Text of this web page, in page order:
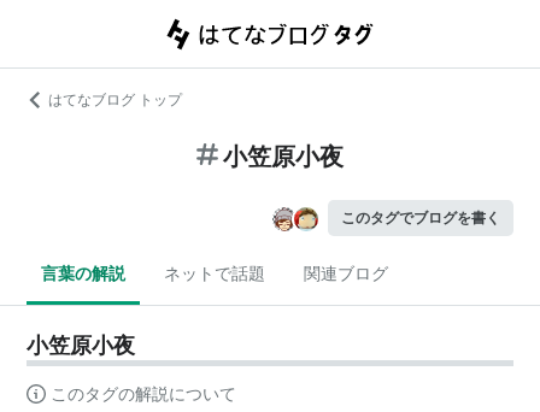
はてなブログ トップ
小笠原小夜
このタグでブログを書く
言葉の解説 ネットで話題 関連ブログ
小笠原小夜
このタグの解説について